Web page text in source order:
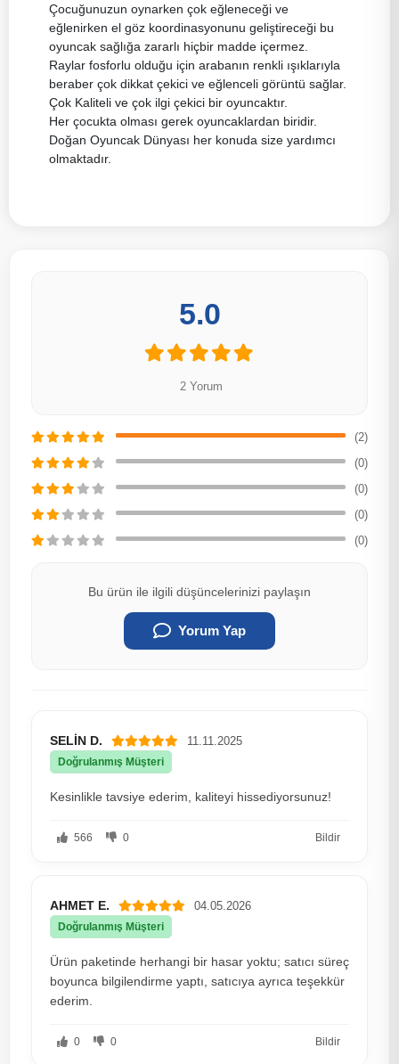
Çocuğunuzun oynarken çok eğleneceği ve
eğlenirken el göz koordinasyonunu geliştireceği bu
oyuncak sağlığa zararlı hiçbir madde içermez.
Raylar fosforlu olduğu için arabanın renkli ışıklarıyla
beraber çok dikkat çekici ve eğlenceli görüntü sağlar.
Çok Kaliteli ve çok ilgi çekici bir oyuncaktır.
Her çocukta olması gerek oyuncaklardan biridir.
Doğan Oyuncak Dünyası her konuda size yardımcı
olmaktadır.
5.0
2 Yorum
(2)
(0)
(0)
(0)
(0)
Bu ürün ile ilgili düşüncelerinizi paylaşın
Yorum Yap
SELİN D. 11.11.2025
Doğrulanmış Müşteri
Kesinlikle tavsiye ederim, kaliteyi hissediyorsunuz!
566 0 Bildir
AHMET E. 04.05.2026
Doğrulanmış Müşteri
Ürün paketinde herhangi bir hasar yoktu; satıcı süreç
boyunca bilgilendirme yaptı, satıcıya ayrıca teşekkür
ederim.
0 0 Bildir